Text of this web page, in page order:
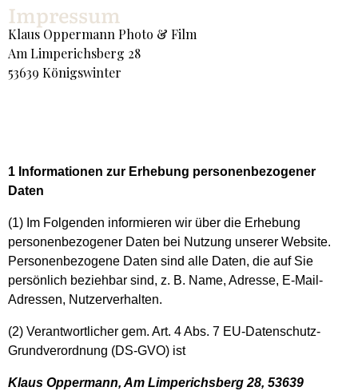
Impressum
Klaus Oppermann Photo & Film
Am Limperichsberg 28
53639 Königswinter
1 Informationen zur Erhebung personenbezogener
Daten
(1) Im Folgenden informieren wir über die Erhebung
personenbezogener Daten bei Nutzung unserer Website.
Personenbezogene Daten sind alle Daten, die auf Sie
persönlich beziehbar sind, z. B. Name, Adresse, E-Mail-
Adressen, Nutzerverhalten.
(2) Verantwortlicher gem. Art. 4 Abs. 7 EU-Datenschutz-
Grundverordnung (DS-GVO) ist
Klaus Oppermann, Am Limperichsberg 28, 53639